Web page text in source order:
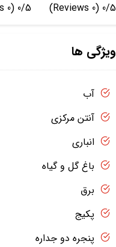
0/5
(0 Reviews)
0/5
(0 Reviews)
ویژگی ها
آب
آنتن مرکزی
انباری
باغ گل و گیاه
برق
پکیج
پنجره دو جداره